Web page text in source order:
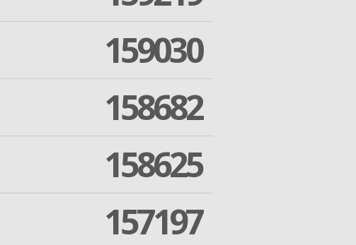
159030
158682
158625
157197